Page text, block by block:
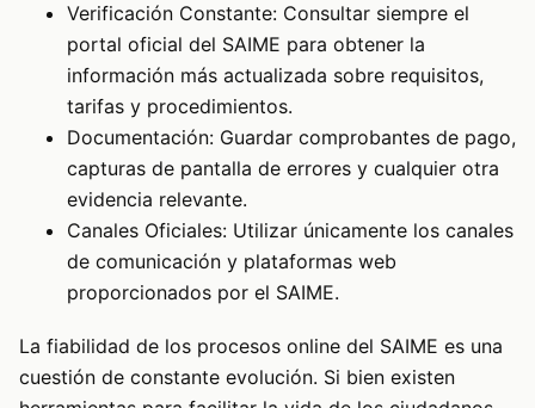
Verificación Constante: Consultar siempre el
portal oficial del SAIME para obtener la
información más actualizada sobre requisitos,
tarifas y procedimientos.
Documentación: Guardar comprobantes de pago,
capturas de pantalla de errores y cualquier otra
evidencia relevante.
Canales Oficiales: Utilizar únicamente los canales
de comunicación y plataformas web
proporcionados por el SAIME.
La fiabilidad de los procesos online del SAIME es una
cuestión de constante evolución. Si bien existen